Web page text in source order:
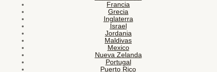
Francia
Grecia
Inglaterra
Israel
Jordania
Maldivas
Mexico
Nueva Zelanda
Portugal
Puerto Rico